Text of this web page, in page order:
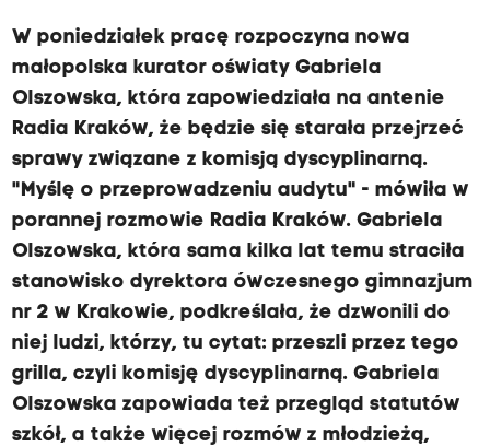
W poniedziałek pracę rozpoczyna nowa
małopolska kurator oświaty Gabriela
Olszowska, która zapowiedziała na antenie
Radia Kraków, że będzie się starała przejrzeć
sprawy związane z komisją dyscyplinarną.
"Myślę o przeprowadzeniu audytu" - mówiła w
porannej rozmowie Radia Kraków. Gabriela
Olszowska, która sama kilka lat temu straciła
stanowisko dyrektora ówczesnego gimnazjum
nr 2 w Krakowie, podkreślała, że dzwonili do
niej ludzi, którzy, tu cytat: przeszli przez tego
grilla, czyli komisję dyscyplinarną. Gabriela
Olszowska zapowiada też przegląd statutów
szkół, a także więcej rozmów z młodzieżą,